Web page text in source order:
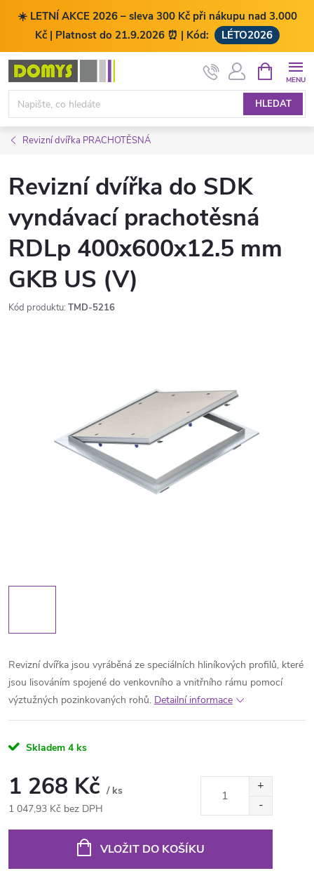
☀️ LETNÍ AKCE 2026 – sleva 300 Kč při nákupu nad 3.000
Kč | Platnost do 21.9.2026 ⏰ | Kód:
LÉTO2026
Přejít
obsah
HLEDAT
NÁKUPNÍ
KOŠÍK
Revizní dvířka PRACHOTĚSNÁ
Revizní dvířka do SDK
vyndávací prachotěsná
RDLp 400x600x12.5 mm
GKB US (V)
Kód produktu: TMD-5216
Revizní dvířka jsou vyráběná ze speciálních hliníkových profilů, které
jsou lisováním spojené do venkovního a vnitřního rámu pomocí
výztužných pozinkovaných rohů. Detailní informace
Skladem 4 ks
1 268 Kč / ks
1 047,93 Kč bez DPH
VLOŽIT DO KOŠÍKU